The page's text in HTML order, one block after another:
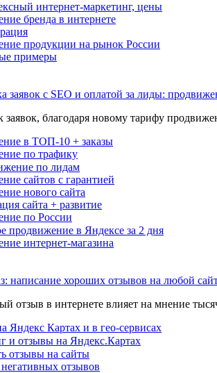
интернет-маркетинг, цены
бренда в интернете
продукции на рынок России
примеры
заявок с SEO и оплатой за лиды:
заявок, благодаря новому тарифу
в ТОП-10 + заказы
по трафику
по лидам
сайтов с гарантией
нового сайта
сайта + развитие
по России
продвижение в Яндексе за 2 дня
интернет-магазина
написание хороших отзывов на любой
отзыв в интернете влияет на мнение
Яндекс Картах и в гео-сервисах
и отзывы на Яндекс.Картах
отзывы на сайты
отзывов